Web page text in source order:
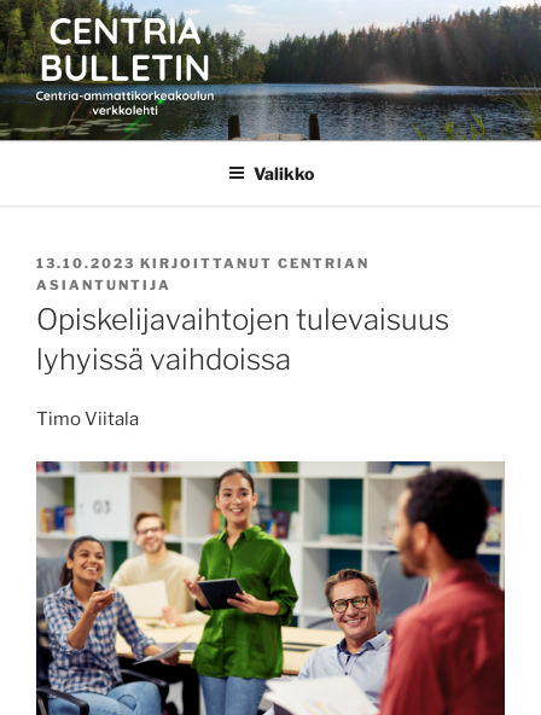
Siirry
sisältöön
CENTRIA BULLETIN
Valikko
JULKAISTU
13.10.2023 KIRJOITTANUT CENTRIAN
ASIANTUNTIJA
Opiskelijavaihtojen tulevaisuus
lyhyissä vaihdoissa
Timo Viitala